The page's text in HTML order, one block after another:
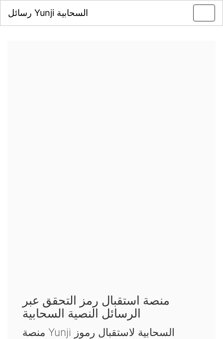
رسائل Yunji السحابية
منصة استقبال رمز التحقق عبر
الرسائل النصية السحابية
منصة Yunji السحابية لاستقبال رموز